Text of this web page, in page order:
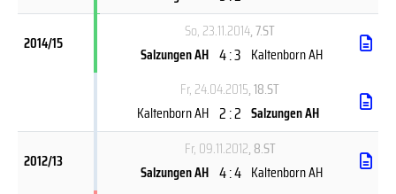
2014/15
So, 23.11.2014, 7.ST
Salzungen AH 4 : 3 Kaltenborn AH
Fr, 24.04.2015, 18.ST
Kaltenborn AH 2 : 2 Salzungen AH
2012/13
Fr, 09.11.2012, 8.ST
Salzungen AH 4 : 4 Kaltenborn AH